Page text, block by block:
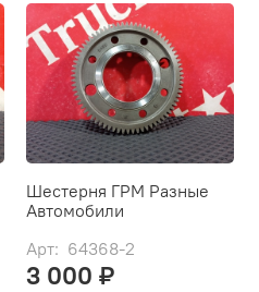
Шестерня ГРМ Разные
Автомобили
Арт: 64368-2
3 000 ₽